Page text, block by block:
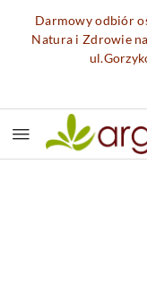
Przejdź do
Przejdź do
Przejdź do moje
Przejdź do
Przejdź do
Przejdź do
Darmowy odbiór
Natura i Zdrowie